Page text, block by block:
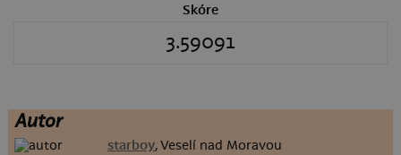
Skóre
3.59091
Autor
starboy, Veselí nad Moravou